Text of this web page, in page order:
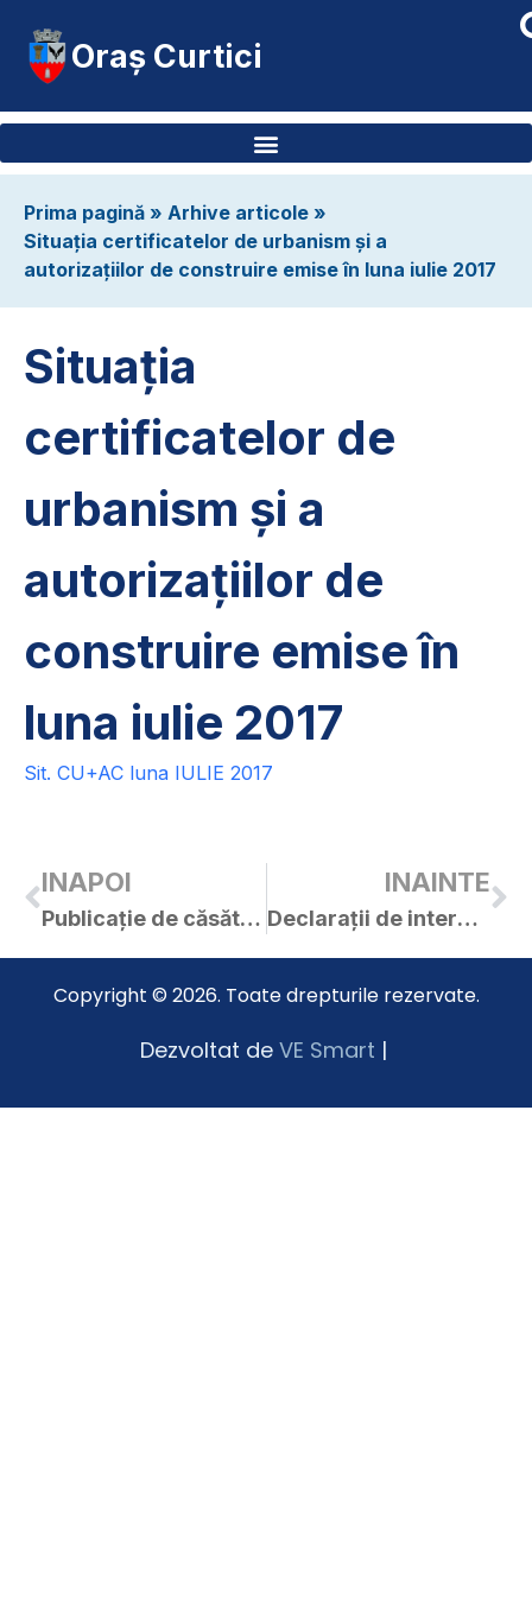
Oraș Curtici
Prima pagină » Arhive articole »
Situația certificatelor de urbanism și a
autorizațiilor de construire emise în luna iulie 2017
Situația
certificatelor de
urbanism și a
autorizațiilor de
construire emise în
luna iulie 2017
Sit. CU+AC luna IULIE 2017
INAPOI
Publicație de căsătorie – Cîrpaci Laurențiu / Novac Adina
INAINTE
Declarații de interese – consilieri locali – 2017
Copyright © 2026. Toate drepturile rezervate.
Dezvoltat de VE Smart |